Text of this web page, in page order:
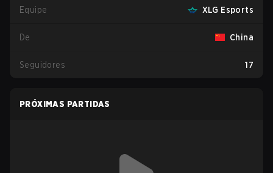
Equipe XLG Esports
De China
Seguidores 17
PRÓXIMAS PARTIDAS